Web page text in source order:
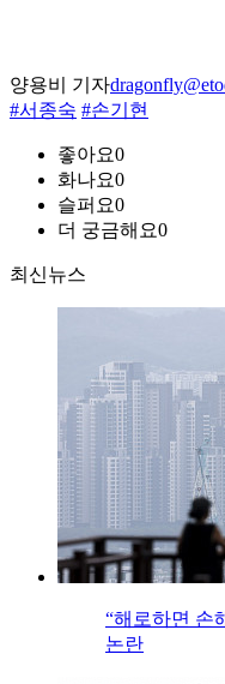
양용비 기자
#서종숙 #손기현
좋아요0
화나요0
슬퍼요0
더 궁금해요0
최신뉴스
“해로하면 손
논란